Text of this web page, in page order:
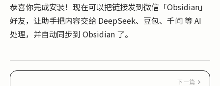
恭喜你完成安装！现在可以把链接发到微信「Obsidian」
好友，让助手把内容交给 DeepSeek、豆包、千问 等 AI
处理，并自动同步到 Obsidian 了。
下一篇